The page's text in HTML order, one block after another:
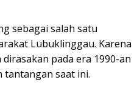
sebagai salah satu
Lubuklinggau. Karena
pada era 1990-an
tantangan saat ini.